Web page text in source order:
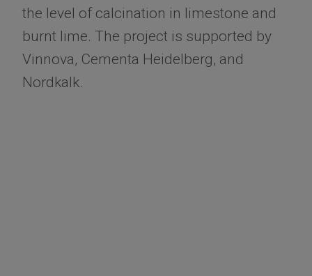
the level of calcination in limestone and
burnt lime. The project is supported by
Vinnova, Cementa Heidelberg, and
Nordkalk.